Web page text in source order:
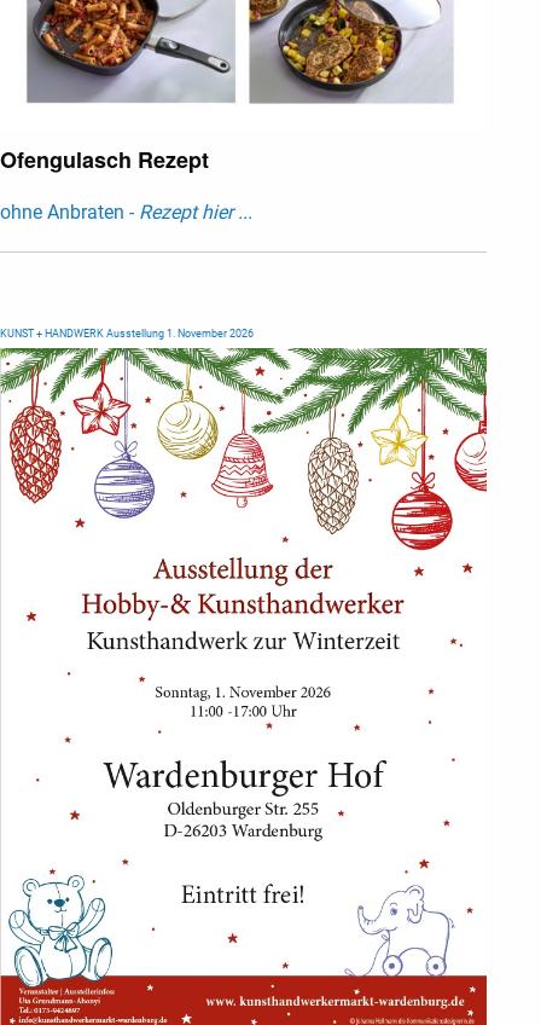
Ofengulasch Rezept
ohne Anbraten - Rezept hier ...
KUNST + HANDWERK Ausstellung 1. November 2026